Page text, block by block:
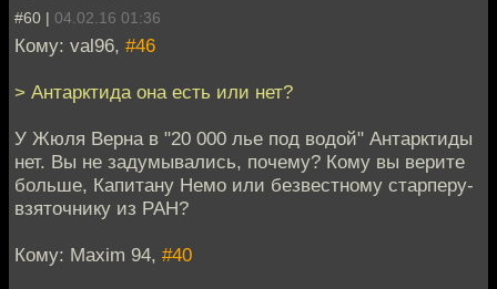
#60 | 04.02.16 01:36
Кому: val96, #46
> Антарктида она есть или нет?
У Жюля Верна в "20 000 лье под водой" Антарктиды
нет. Вы не задумывались, почему? Кому вы верите
больше, Капитану Немо или безвестному старперу-
взяточнику из РАН?
Кому: Maxim 94, #40